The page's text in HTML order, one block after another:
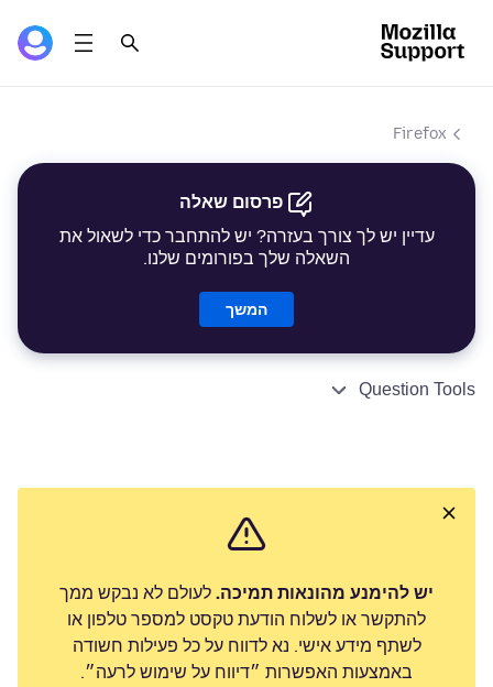
Firefox
פרסום שאלה
עדיין יש לך צורך בעזרה? יש להתחבר כדי לשאול את
השאלה שלך בפורומים שלנו.
המשך
Question Tools
יש להימנע מהונאות תמיכה. לעולם לא נבקש ממך
להתקשר או לשלוח הודעת טקסט למספר טלפון או
לשתף מידע אישי. נא לדווח על כל פעילות חשודה
באמצעות האפשרות ״דיווח על שימוש לרעה״.